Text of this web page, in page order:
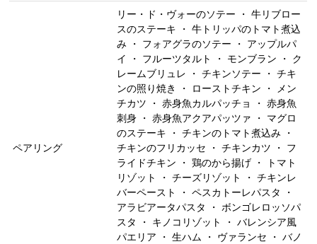
ペアリング
リー・ド・ヴォーのソテー ・ 牛リブロー
スのステーキ ・ 牛トリッパのトマト煮込
み ・ フォアグラのソテー ・ アップルパ
イ ・ フルーツタルト ・ モンブラン ・ ク
レームブリュレ ・ チキンソテー ・ チキ
ンの照り焼き ・ ローストチキン ・ メン
チカツ ・ 赤身魚カルパッチョ ・ 赤身魚
刺身 ・ 赤身魚アクアパッツァ ・ マグロ
のステーキ ・ チキンのトマト煮込み ・
チキンのフリカッセ ・ チキンカツ ・ フ
ライドチキン ・ 鶏のから揚げ ・ トマト
リゾット ・ チーズリゾット ・ チキンレ
バーペースト ・ ペスカトーレパスタ ・
アラビアータパスタ ・ ボンゴレロッソパ
スタ ・ キノコリゾット ・ バレンシア風
パエリア ・ 生ハム ・ ヴァランセ ・ バノ